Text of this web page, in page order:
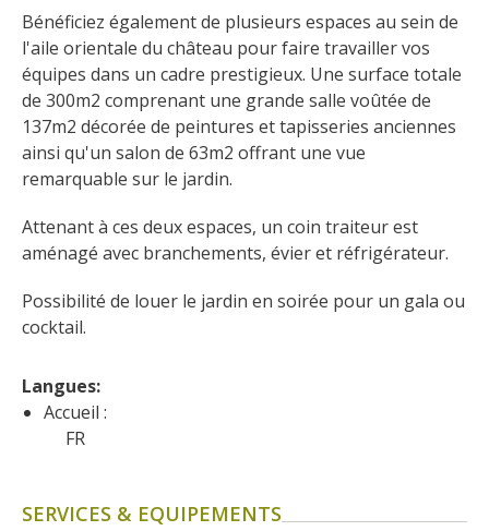
Decazeville-Aubin
Patrimoine mondial de
l'UNESCO
Bénéficiez également de plusieurs espaces au sein de
l'aile orientale du château pour faire travailler vos
équipes dans un cadre prestigieux. Une surface totale
de 300m2 comprenant une grande salle voûtée de
137m2 décorée de peintures et tapisseries anciennes
ainsi qu'un salon de 63m2 offrant une vue
remarquable sur le jardin.
Attenant à ces deux espaces, un coin traiteur est
aménagé avec branchements, évier et réfrigérateur.
Possibilité de louer le jardin en soirée pour un gala ou
cocktail.
Langues:
Accueil :
FR
SERVICES & EQUIPEMENTS